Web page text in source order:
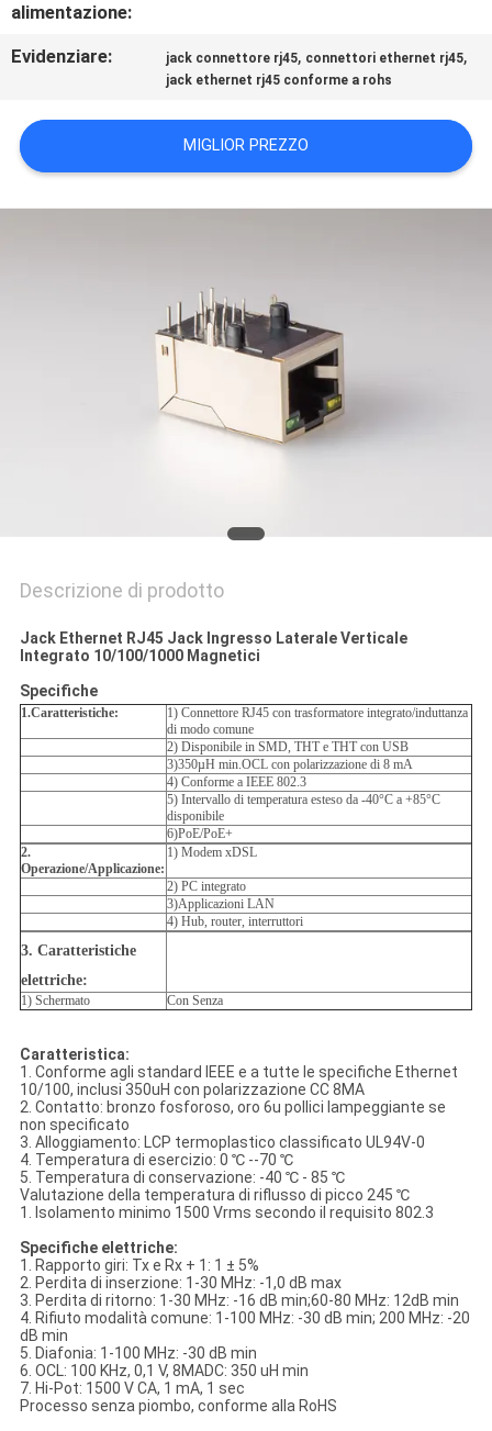
DEL
SITO
PRIVACY
POLICY
alimentazione:
Evidenziare: jack connettore rj45, connettori ethernet rj45,
jack ethernet rj45 conforme a rohs
MIGLIOR PREZZO
Descrizione di prodotto
Jack Ethernet RJ45 Jack Ingresso Laterale Verticale
Integrato 10/100/1000 Magnetici
Specifiche
1.Caratteristiche:
1) Connettore RJ45 con trasformatore integrato/induttanza
di modo comune
2) Disponibile in SMD, THT e THT con USB
3)350µH min.OCL con polarizzazione di 8 mA
4) Conforme a IEEE 802.3
5) Intervallo di temperatura esteso da -40°C a +85°C
disponibile
6)PoE/PoE+
2.
Operazione/Applicazione:
1) Modem xDSL
2) PC integrato
3)Applicazioni LAN
4) Hub, router, interruttori
3. Caratteristiche
elettriche:
1) Schermato Con Senza
Caratteristica:
1. Conforme agli standard IEEE e a tutte le specifiche Ethernet
10/100, inclusi 350uH con polarizzazione CC 8MA
2. Contatto: bronzo fosforoso, oro 6u pollici lampeggiante se
non specificato
3. Alloggiamento: LCP termoplastico classificato UL94V-0
4. Temperatura di esercizio: 0 ℃ --70 ℃
5. Temperatura di conservazione: -40 ℃ - 85 ℃
Valutazione della temperatura di riflusso di picco 245 ℃
1. Isolamento minimo 1500 Vrms secondo il requisito 802.3
Specifiche elettriche:
1. Rapporto giri: Tx e Rx + 1: 1 ± 5%
2. Perdita di inserzione: 1-30 MHz: -1,0 dB max
3. Perdita di ritorno: 1-30 MHz: -16 dB min;60-80 MHz: 12dB min
4. Rifiuto modalità comune: 1-100 MHz: -30 dB min; 200 MHz: -20
dB min
5. Diafonia: 1-100 MHz: -30 dB min
6. OCL: 100 KHz, 0,1 V, 8MADC: 350 uH min
7. Hi-Pot: 1500 V CA, 1 mA, 1 sec
Processo senza piombo, conforme alla RoHS